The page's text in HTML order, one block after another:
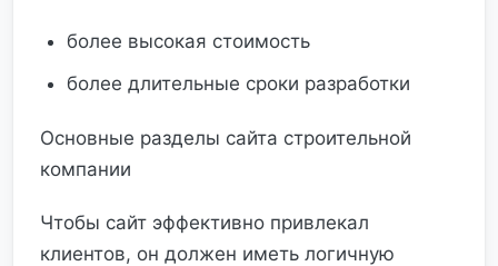
более высокая стоимость
более длительные сроки разработки
Основные разделы сайта строительной
компании
Чтобы сайт эффективно привлекал
клиентов, он должен иметь логичную